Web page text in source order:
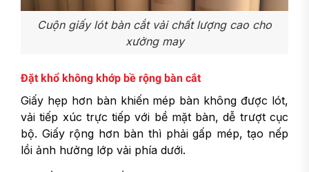
Cuộn giấy lót bàn cắt vải chất lượng cao cho
xưởng may
Đặt khổ không khớp bề rộng bàn cắt
Giấy hẹp hơn bàn khiến mép bàn không được lót,
vải tiếp xúc trực tiếp với bề mặt bàn, dễ trượt cục
bộ. Giấy rộng hơn bàn thì phải gấp mép, tạo nếp
lồi ảnh hưởng lớp vải phía dưới.